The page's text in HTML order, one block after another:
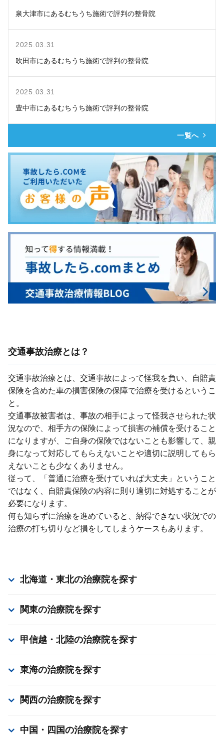
泉大津市にあるむちうち施術で評判の整骨院
2025.03.31
吹田市にあるむちうち施術で評判の整骨院
2025.03.31
豊中市にあるむちうち施術で評判の整骨院
一覧へ
交通事故治療とは？
交通事故治療とは、交通事故によって怪我を負い、⾃賠責
保険を含めた⾞の損害保険の保障で治療を受けるというこ
と。
交通事故被害者は、事故の相⼿によって怪我させられた状
況なので、相⼿⽅の保険によって損害の補償を受けること
になりますが、ご⾃⾝の保険ではないことも影響して、親
⾝になって対応してもらえないことや適切に説明してもら
えないことも少なくありません。
従って、「普通に治療を受けていれば⼤丈夫」ということ
ではなく、⾃賠責保険の内容に則り適切に対処することが
必要になります。
何も知らずに治療を進めていると、納得できない状況での
治療の打ち切りなど損をしてしまうケースもあります。
北海道・東北の治療院を探す
関東の治療院を探す
甲信越・北陸の治療院を探す
東海の治療院を探す
関西の治療院を探す
中国・四国の治療院を探す